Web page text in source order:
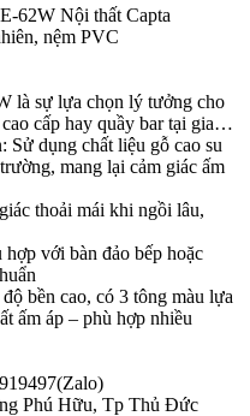
62W Nội thất Capta
nệm PVC
là sự lựa chọn lý tưởng cho
cấp hay quầy bar tại gia…
Sử dụng chất liệu gỗ cao su
mang lại cảm giác ấm
thoải mái khi ngồi lâu,
với bàn đảo bếp hoặc
bền cao, có 3 tông màu lựa
ấm áp – phù hợp nhiều
Phú Hữu, Tp Thủ Đức